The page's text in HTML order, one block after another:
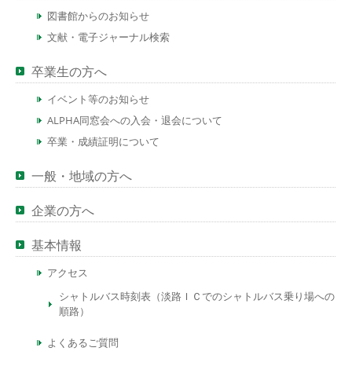
図書館からのお知らせ
文献・電子ジャーナル検索
卒業生の方へ
イベント等のお知らせ
ALPHA同窓会への入会・退会について
卒業・成績証明について
一般・地域の方へ
企業の方へ
基本情報
アクセス
シャトルバス時刻表（淡路ＩＣでのシャトルバス乗り場への
順路）
よくあるご質問